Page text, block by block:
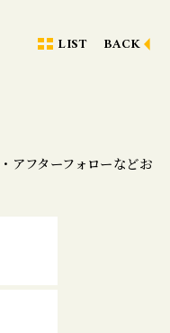
LIST BACK
アフターフォローなどお